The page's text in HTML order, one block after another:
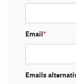
Email*
Emails